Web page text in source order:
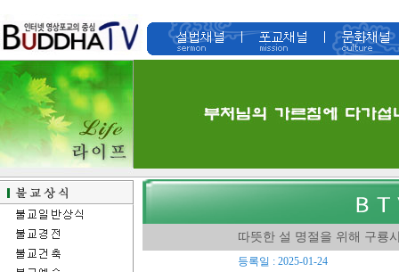
따뜻한 설 명절을 위해 구룡
등록일 : 2025-01-24